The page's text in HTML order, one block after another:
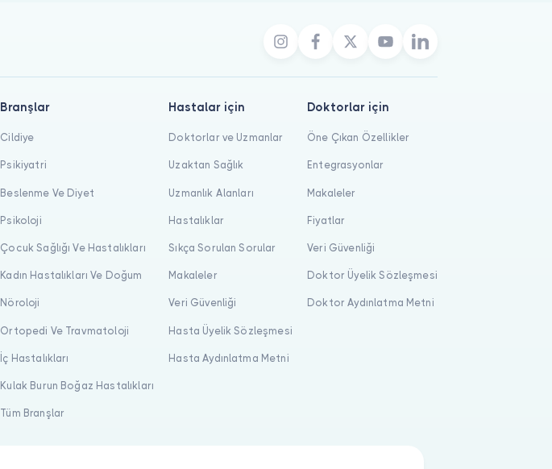
Branşlar
Cildiye
Psikiyatri
Beslenme Ve Diyet
Psikoloji
Çocuk Sağlığı Ve Hastalıkları
Kadın Hastalıkları Ve Doğum
Nöroloji
Ortopedi Ve Travmatoloji
İç Hastalıkları
Kulak Burun Boğaz Hastalıkları
Tüm Branşlar
Hastalar için
Doktorlar ve Uzmanlar
Uzaktan Sağlık
Uzmanlık Alanları
Hastalıklar
Sıkça Sorulan Sorular
Makaleler
Veri Güvenliği
Hasta Üyelik Sözleşmesi
Hasta Aydınlatma Metni
Doktorlar için
Öne Çıkan Özellikler
Entegrasyonlar
Makaleler
Fiyatlar
Veri Güvenliği
Doktor Üyelik Sözleşmesi
Doktor Aydınlatma Metni